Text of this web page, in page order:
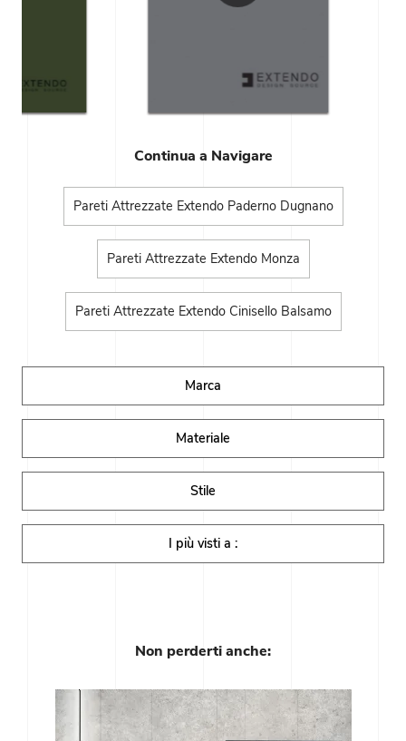
Continua a Navigare
Pareti Attrezzate Extendo Paderno Dugnano
Pareti Attrezzate Extendo Monza
Pareti Attrezzate Extendo Cinisello Balsamo
Marca
Materiale
Stile
I più visti a :
Non perderti anche: